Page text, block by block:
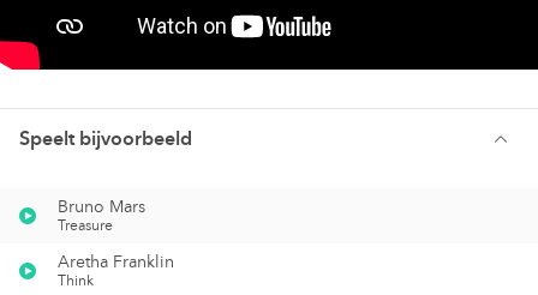
Speelt bijvoorbeeld
Bruno Mars
Treasure
Aretha Franklin
Think